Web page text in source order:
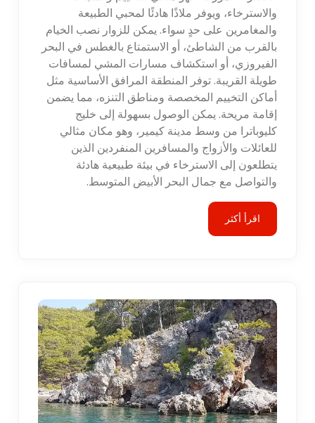
والاسترخاء، ويوفر ملاذًا هادئًا لمحبي الطبيعة
والمغامرين على حدٍ سواء. يمكن للزوار نصب الخيام
بالقرب من الشاطئ، أو الاستمتاع بالغطس في البحر
الفيروزي، أو استكشاف مسارات المشي لمسافات
طويلة القريبة. توفر المنطقة المرافق الأساسية مثل
أماكن التخييم المخصصة ومناطق التنزه، مما يضمن
إقامة مريحة. يمكن الوصول بسهولة إلى خليج
كليوباترا من وسط مدينة كيمير، وهو مكان مثالي
للعائلات والأزواج والمسافرين المنفردين الذين
يتطلعون إلى الاسترخاء في بيئة طبيعية هادئة
والتواصل مع جمال البحر الأبيض المتوسط.
اقرأ أكثر